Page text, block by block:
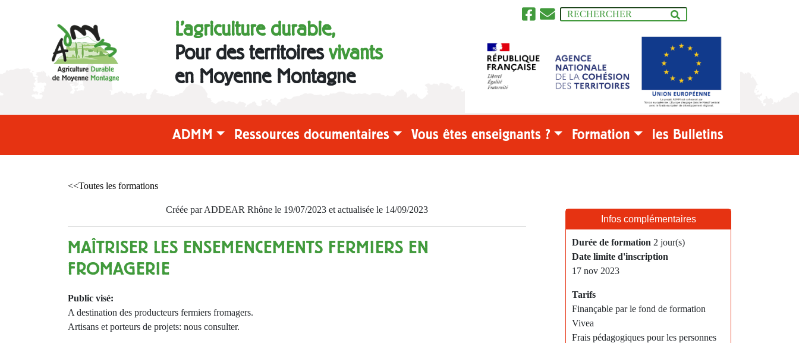
L'agriculture durable,
Pour des territoiresvivants
en Moyenne Montagne
ADMM Ressources documentaires Vous êtes enseignants ? Formation les Bulletins
<<Toutes les formations
Créée par ADDEAR Rhône le 19/07/2023 et actualisée le 14/09/2023
MAÎTRISER LES ENSEMENCEMENTS FERMIERS EN
FROMAGERIE
Public visé:
A destination des producteurs fermiers fromagers.
Artisans et porteurs de projets: nous consulter.
Infos complémentaires
Durée de formation 2 jour(s)
Date limite d'inscription
17 nov 2023
Tarifs
Finançable par le fond de formation
Vivea
Frais pédagogiques pour les personnes